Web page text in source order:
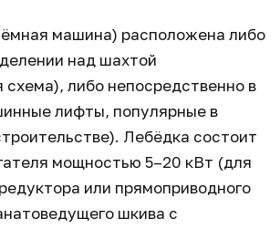
машина) расположена либо
над шахтой
схема), либо непосредственно в
лифты, популярные в
Лебёдка состоит
мощностью 5–20 кВт (для
или прямоприводного
шкива с